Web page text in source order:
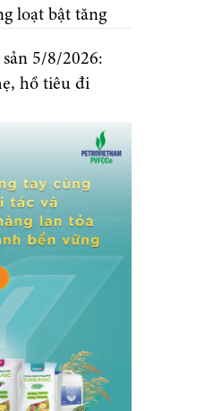
loạt bật tăng
5/8/2026:
hồ tiêu đi